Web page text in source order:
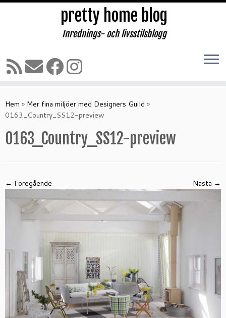
till
innehåll
pretty home blog
Inrednings- och livsstilsblogg
Hem » Mer fina miljöer med Designers Guild »
0163_Country_SS12-preview
0163_Country_SS12-preview
← Föregående Nästa →